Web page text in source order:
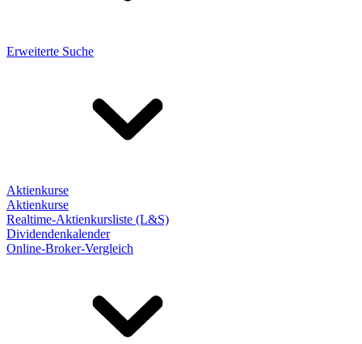
Erweiterte Suche
Aktienkurse
Aktienkurse
Realtime-Aktienkursliste (L&S)
Dividendenkalender
Online-Broker-Vergleich